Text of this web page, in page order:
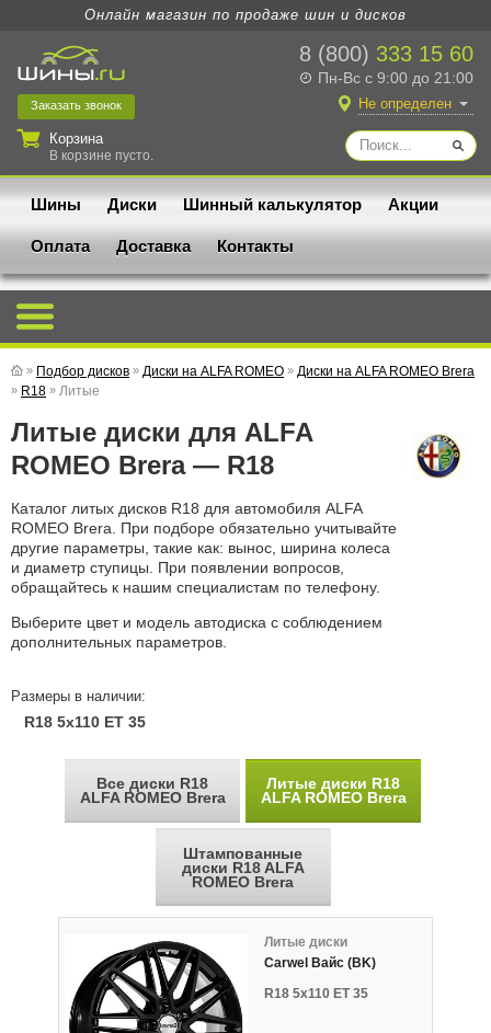
Онлайн магазин по продаже шин и дисков
8 (800) 333 15 60
Пн-Вс с 9:00 до 21:00
Заказать звонок
Корзина
В корзине пусто.
Не определен
Шины Диски Шинный калькулятор Акции
Оплата Доставка Контакты
» Подбор дисков » Диски на ALFA ROMEO » Диски на ALFA ROMEO Brera
» R18 » Литые
Литые диски для ALFA
ROMEO Brera — R18
Каталог литых дисков R18 для автомобиля ALFA
ROMEO Brera. При подборе обязательно учитывайте
другие параметры, такие как: вынос, ширина колеса
и диаметр ступицы. При появлении вопросов,
обращайтесь к нашим специалистам по телефону.
Выберите цвет и модель автодиска с соблюдением
дополнительных параметров.
Размеры в наличии:
R18 5x110 ET 35
Все диски R18
ALFA ROMEO Brera
Литые диски R18
ALFA ROMEO Brera
Штампованные
диски R18 ALFA
ROMEO Brera
Литые диски
Carwel Вайс (BK)
R18 5x110 ET 35